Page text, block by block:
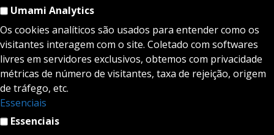
Umami Analytics
Os cookies analíticos são usados para entender como os
visitantes interagem com o site. Coletado com softwares
livres em servidores exclusivos, obtemos com privacidade
métricas de número de visitantes, taxa de rejeição, origem
de tráfego, etc.
Essenciais
Essenciais